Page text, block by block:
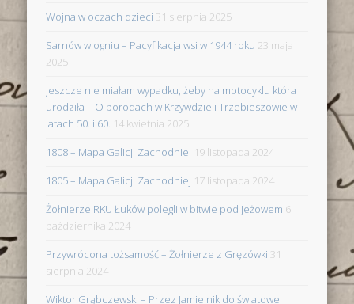
Wojna w oczach dzieci 31 sierpnia 2025
Sarnów w ogniu – Pacyfikacja wsi w 1944 roku 23 maja
2025
Jeszcze nie miałam wypadku, żeby na motocyklu która
urodziła – O porodach w Krzywdzie i Trzebieszowie w
latach 50. i 60. 14 kwietnia 2025
1808 – Mapa Galicji Zachodniej 19 listopada 2024
1805 – Mapa Galicji Zachodniej 17 listopada 2024
Żołnierze RKU Łuków polegli w bitwie pod Jeżowem 6
października 2024
Przywrócona tożsamość – Żołnierze z Gręzówki 31
sierpnia 2024
Wiktor Grąbczewski – Przez Jamielnik do światowej